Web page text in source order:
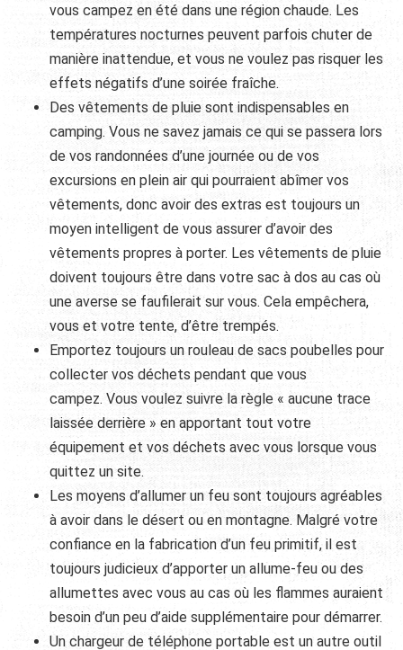
vous campez en été dans une région chaude. Les
températures nocturnes peuvent parfois chuter de
manière inattendue, et vous ne voulez pas risquer les
effets négatifs d’une soirée fraîche.
Des vêtements de pluie sont indispensables en
camping. Vous ne savez jamais ce qui se passera lors
de vos randonnées d’une journée ou de vos
excursions en plein air qui pourraient abîmer vos
vêtements, donc avoir des extras est toujours un
moyen intelligent de vous assurer d’avoir des
vêtements propres à porter. Les vêtements de pluie
doivent toujours être dans votre sac à dos au cas où
une averse se faufilerait sur vous. Cela empêchera,
vous et votre tente, d’être trempés.
Emportez toujours un rouleau de sacs poubelles pour
collecter vos déchets pendant que vous
campez. Vous voulez suivre la règle « aucune trace
laissée derrière » en apportant tout votre
équipement et vos déchets avec vous lorsque vous
quittez un site.
Les moyens d’allumer un feu sont toujours agréables
à avoir dans le désert ou en montagne. Malgré votre
confiance en la fabrication d’un feu primitif, il est
toujours judicieux d’apporter un allume-feu ou des
allumettes avec vous au cas où les flammes auraient
besoin d’un peu d’aide supplémentaire pour démarrer.
Un chargeur de téléphone portable est un autre outil